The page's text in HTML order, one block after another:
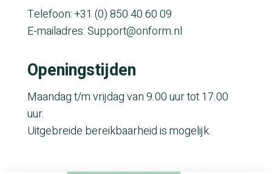
Telefoon: +31 (0) 850 40 60 09
E-mailadres: Support@onform.nl
Openingstijden
Maandag t/m vrijdag van 9.00 uur tot 17.00
uur.
Uitgebreide bereikbaarheid is mogelijk.